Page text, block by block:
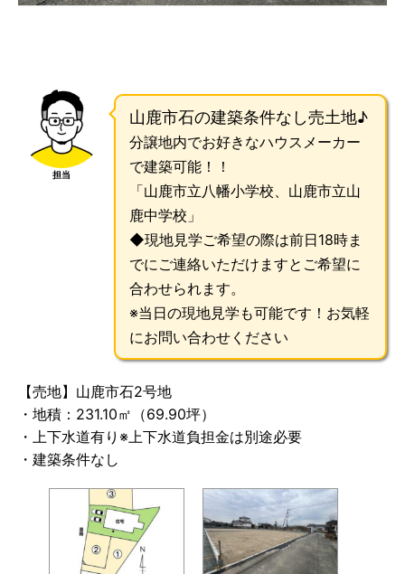
担当
山鹿市石の建築条件なし売土地♪
分譲地内でお好きなハウスメーカー
で建築可能！！
「山鹿市立八幡小学校、山鹿市立山
鹿中学校」
◆現地見学ご希望の際は前日18時ま
でにご連絡いただけますとご希望に
合わせられます。
※当日の現地見学も可能です！お気軽
にお問い合わせください
【売地】山鹿市石2号地
・地積：231.10㎡（69.90坪）
・上下水道有り※上下水道負担金は別途必要
・建築条件なし